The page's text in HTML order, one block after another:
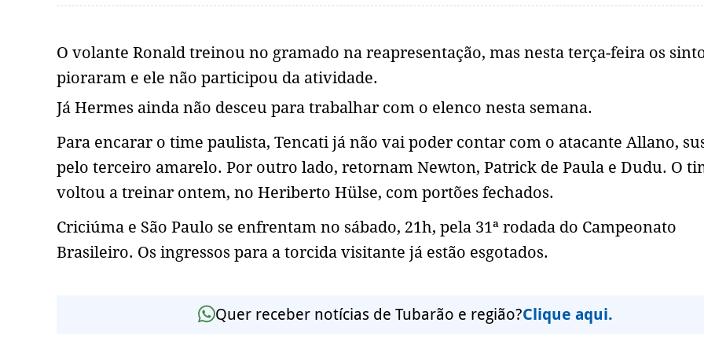
O volante Ronald treinou no gramado na reapresentação, mas nesta terça-feira os
pioraram e ele não participou da atividade.
Já Hermes ainda não desceu para trabalhar com o elenco nesta semana.
Para encarar o time paulista, Tencati já não vai poder contar com o atacante Allano,
pelo terceiro amarelo. Por outro lado, retornam Newton, Patrick de Paula e Dudu. O
voltou a treinar ontem, no Heriberto Hülse, com portões fechados.
Criciúma e São Paulo se enfrentam no sábado, 21h, pela 31ª rodada do Campeonato
Brasileiro. Os ingressos para a torcida visitante já estão esgotados.
Quer receber notícias de Tubarão e região?Clique aqui.